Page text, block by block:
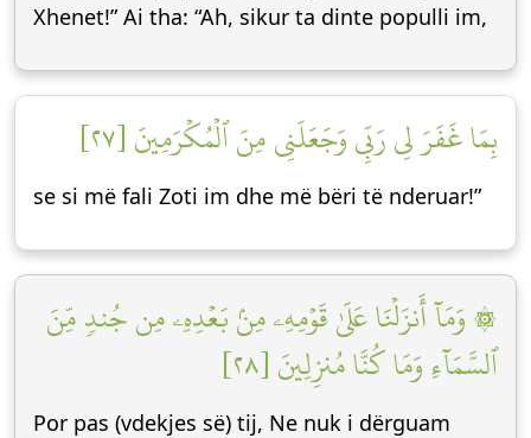
Xhenet!” Ai tha: “Ah, sikur ta dinte populli im,
بِمَا غَفَرَ لِي رَبِّي وَجَعَلَنِي مِنَ ٱلۡمُكۡرَمِينَ [٢٧]
se si më fali Zoti im dhe më bëri të nderuar!”
۞ وَمَآ أَنزَلۡنَا عَلَىٰ قَوۡمِهِۦ مِنۢ بَعۡدِهِۦ مِن جُندٖ مِّنَ
ٱلسَّمَآءِ وَمَا كُنَّا مُنزِلِينَ [٢٨]
Por pas (vdekjes së) tij, Ne nuk i dërguam